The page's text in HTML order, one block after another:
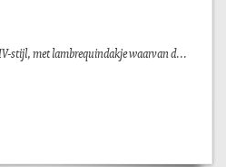
stijl, met lambrequindakje waarvan d...